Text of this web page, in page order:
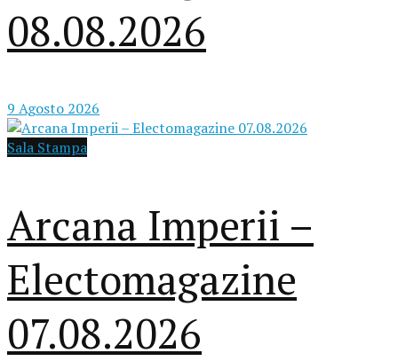
08.08.2026
9 Agosto 2026
Sala Stampa
Arcana Imperii –
Electomagazine
07.08.2026